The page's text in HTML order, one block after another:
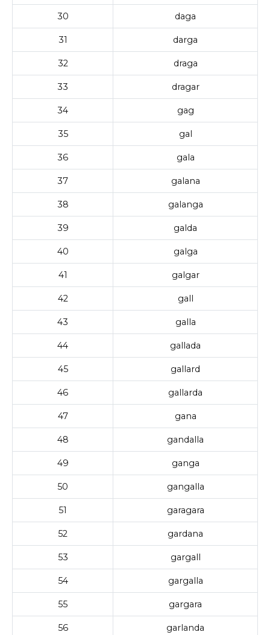
30 daga
31 darga
32 draga
33 dragar
34 gag
35 gal
36 gala
37 galana
38 galanga
39 galda
40 galga
41 galgar
42 gall
43 galla
44 gallada
45 gallard
46 gallarda
47 gana
48 gandalla
49 ganga
50 gangalla
51 garagara
52 gardana
53 gargall
54 gargalla
55 gargara
56 garlanda